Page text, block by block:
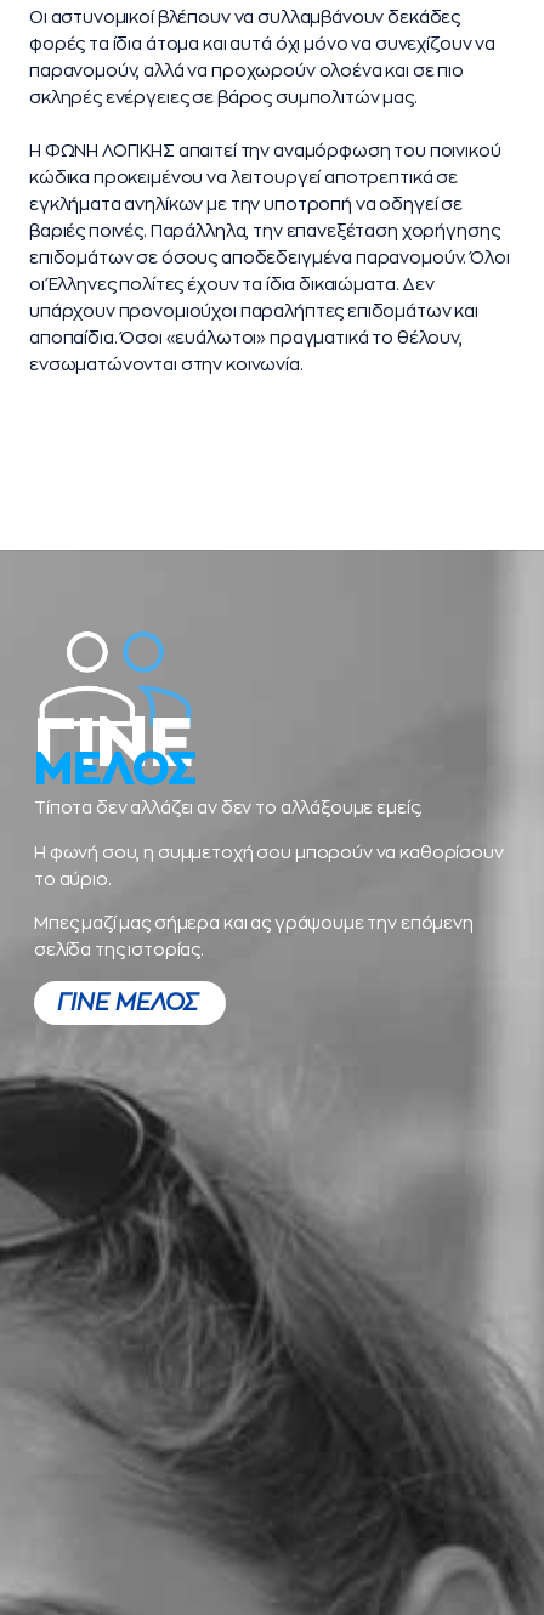
Οι αστυνομικοί βλέπουν να συλλαμβάνουν δεκάδες
φορές τα ίδια άτομα και αυτά όχι μόνο να συνεχίζουν να
παρανομούν, αλλά να προχωρούν ολοένα και σε πιο
σκληρές ενέργειες σε βάρος συμπολιτών μας.
Η ΦΩΝΗ ΛΟΓΙΚΗΣ απαιτεί την αναμόρφωση του ποινικού
κώδικα προκειμένου να λειτουργεί αποτρεπτικά σε
εγκλήματα ανηλίκων με την υποτροπή να οδηγεί σε
βαριές ποινές. Παράλληλα, την επανεξέταση χορήγησης
επιδομάτων σε όσους αποδεδειγμένα παρανομούν. Όλοι
οι Έλληνες πολίτες έχουν τα ίδια δικαιώματα. Δεν
υπάρχουν προνομιούχοι παραλήπτες επιδομάτων και
αποπαίδια. Όσοι «ευάλωτοι» πραγματικά το θέλουν,
ενσωματώνονται στην κοινωνία.
ΓΙΝΕ
ΜΕΛΟΣ
Τίποτα δεν αλλάζει αν δεν το αλλάξουμε εμείς.
Η φωνή σου, η συμμετοχή σου μπορούν να καθορίσουν
το αύριο.
Μπες μαζί μας σήμερα και ας γράψουμε την επόμενη
σελίδα της ιστορίας.
ΓΙΝΕ ΜΕΛΟΣ